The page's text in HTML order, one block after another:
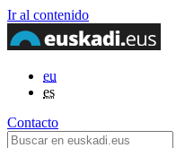
Ir al contenido
eu
es
Contacto